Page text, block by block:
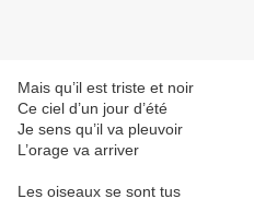
Mais qu’il est triste et noir
Ce ciel d’un jour d’été
Je sens qu’il va pleuvoir
L’orage va arriver
Les oiseaux se sont tus